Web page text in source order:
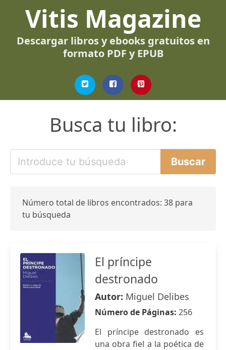
Vitis Magazine
Descargar libros y ebooks gratuitos en
formato PDF y EPUB
Busca tu libro:
Número total de libros encontrados: 38 para
tu búsqueda
El príncipe
destronado
Autor: Miguel Delibes
Número de Páginas: 256
El príncipe destronado es
una obra fiel a la poética de